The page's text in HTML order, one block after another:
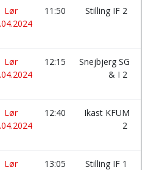
Lør
11:50 Stilling IF 2
Lør
12:15
Snejbjerg SG
& I 2
Lør
12:40
Ikast KFUM
2
Lør
13:05 Stilling IF 1